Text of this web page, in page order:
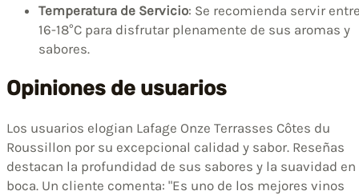
Temperatura de Servicio: Se recomienda servir
16-18°C para disfrutar plenamente de sus aromas y
sabores.
Opiniones de usuarios
Los usuarios elogian Lafage Onze Terrasses Côtes du
Roussillon por su excepcional calidad y sabor. Reseñas
destacan la profundidad de sus sabores y la suavidad en
boca. Un cliente comenta: "Es uno de los mejores vinos